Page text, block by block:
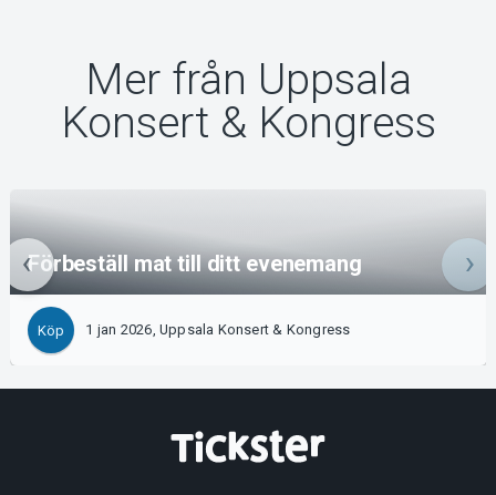
Mer från Uppsala
Konsert & Kongress
Förbeställ mat till ditt evenemang
Köp 1 jan 2026, Uppsala Konsert & Kongress